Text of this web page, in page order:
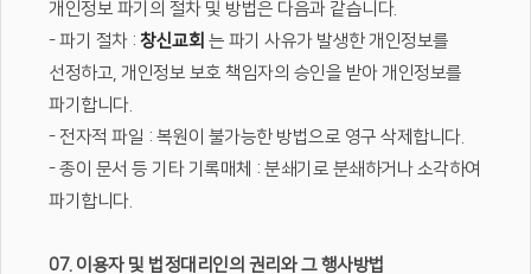
개인정보 파기의 절차 및 방법은 다음과 같습니다.
- 파기 절차 : 창신교회 는 파기 사유가 발생한 개인정보를
선정하고, 개인정보 보호 책임자의 승인을 받아 개인정보를
파기합니다.
- 전자적 파일 : 복원이 불가능한 방법으로 영구 삭제합니다.
- 종이 문서 등 기타 기록매체 : 분쇄기로 분쇄하거나 소각하여
파기합니다.
07. 이용자 및 법정대리인의 권리와 그 행사방법